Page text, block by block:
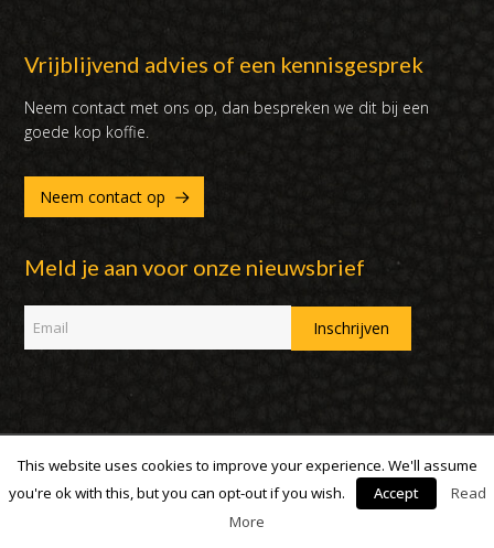
Vrijblijvend advies of een kennisgesprek
Neem contact met ons op, dan bespreken we dit bij een
goede kop koffie.
Neem contact op
Meld je aan voor onze nieuwsbrief
Copyright 2007 - 2019 | DUX International B.V. | Alle rechten
voorbehouden
This website uses cookies to improve your experience. We'll assume
you're ok with this, but you can opt-out if you wish.
Accept
Read
More